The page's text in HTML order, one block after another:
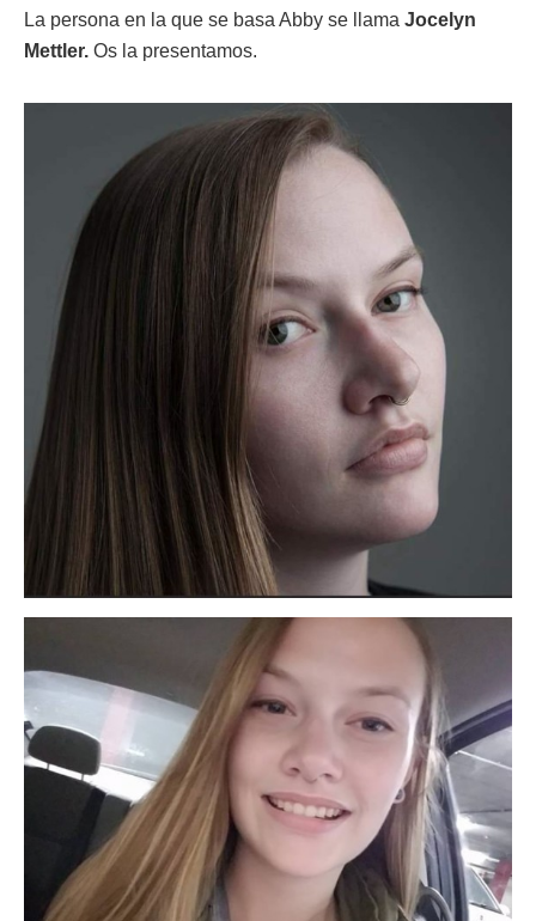
La persona en la que se basa Abby se llama Jocelyn
Mettler. Os la presentamos.